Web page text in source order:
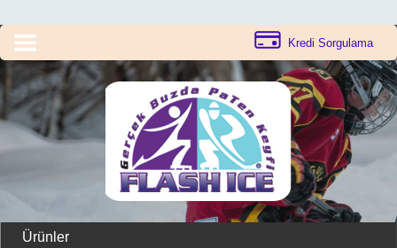
Kredi Sorgulama
Ürünler